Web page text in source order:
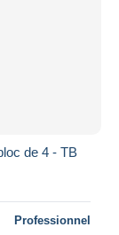
de 4 - TB
Professionnel